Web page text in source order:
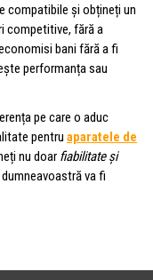
compatibile și obțineți un
competitive, fără a
bani fără a fi
performanța sau
pe care o aduc
pentru aparatele de
nu doar fiabilitate și
va fi